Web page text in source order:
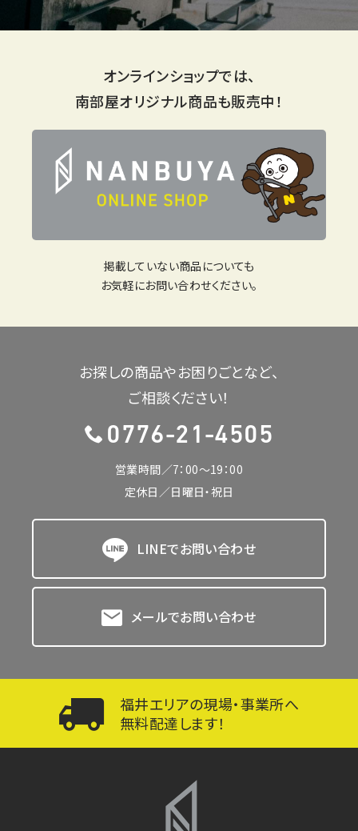
オンラインショップでは、
南部屋オリジナル商品も販売中！
掲載していない商品についても
お気軽にお問い合わせください。
お探しの商品やお困りごとなど、
ご相談ください！
0776-21-4505
営業時間／7：00〜19：00
定休日／日曜日・祝日
LINEでお問い合わせ
メールでお問い合わせ
福井エリアの現場・事業所へ
無料配達します！